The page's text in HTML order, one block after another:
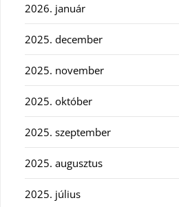
2026. január
2025. december
2025. november
2025. október
2025. szeptember
2025. augusztus
2025. július